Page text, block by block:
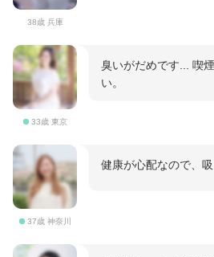
38歳 兵庫
33歳 東京
臭いがだめです... 喫
い。
37歳 神奈川
健康が心配なので、